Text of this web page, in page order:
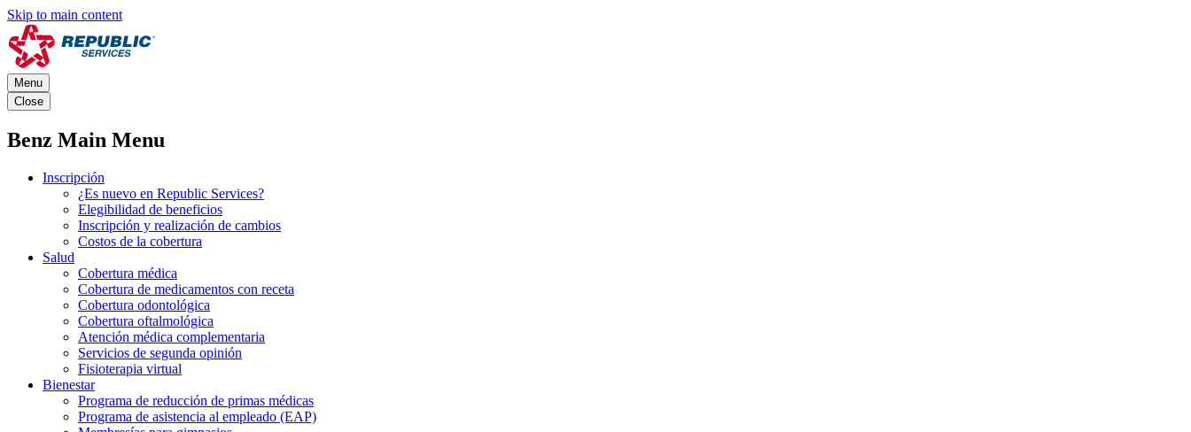
Skip to main content
Menu
Close
Benz Main Menu
Inscripción
¿Es nuevo en Republic Services?
Elegibilidad de beneficios
Inscripción y realización de cambios
Costos de la cobertura
Salud
Cobertura médica
Cobertura de medicamentos con receta
Cobertura odontológica
Cobertura oftalmológica
Atención médica complementaria
Servicios de segunda opinión
Fisioterapia virtual
Bienestar
Programa de reducción de primas médicas
Programa de asistencia al empleado (EAP)